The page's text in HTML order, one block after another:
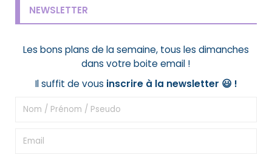
NEWSLETTER
Les bons plans de la semaine, tous les dimanches
dans votre boite email !
Il suffit de vous inscrire à la newsletter 😃 !